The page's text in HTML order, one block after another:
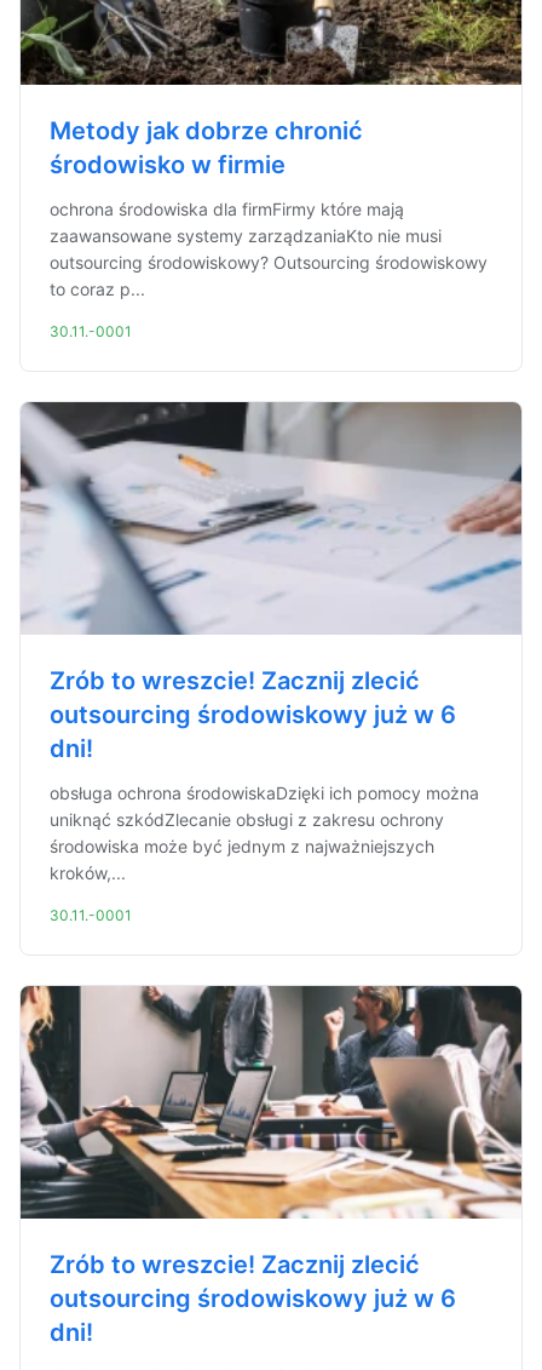
Metody jak dobrze chronić
środowisko w firmie
ochrona środowiska dla firmFirmy które mają
zaawansowane systemy zarządzaniaKto nie musi
outsourcing środowiskowy? Outsourcing środowiskowy
to coraz p...
30.11.-0001
Zrób to wreszcie! Zacznij zlecić
outsourcing środowiskowy już w 6
dni!
obsługa ochrona środowiskaDzięki ich pomocy można
uniknąć szkódZlecanie obsługi z zakresu ochrony
środowiska może być jednym z najważniejszych
kroków,...
30.11.-0001
Zrób to wreszcie! Zacznij zlecić
outsourcing środowiskowy już w 6
dni!